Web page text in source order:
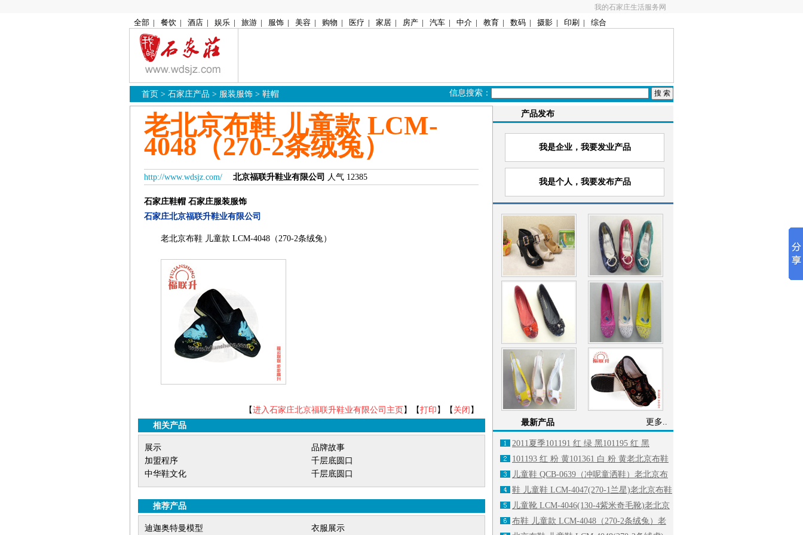
我的石家庄生活服务网
全部 | 餐饮 | 酒店 | 娱乐 | 旅游 | 服饰 | 美容 | 购物 | 医疗 | 家居 | 房产 | 汽车 | 中介 | 教育 | 数码 | 摄影 | 印刷 | 综合
首页 > 石家庄产品 > 服装服饰 > 鞋帽 信息搜索：
老北京布鞋 儿童款 LCM-
4048（270-2条绒兔）
http://www.wdsjz.com/ 北京福联升鞋业有限公司 人气 12385
石家庄鞋帽 石家庄服装服饰
石家庄北京福联升鞋业有限公司
老北京布鞋 儿童款 LCM-4048（270-2条绒兔）
【进入石家庄北京福联升鞋业有限公司主页 】【打印 】【 关闭 】
相关产品
展示
品牌故事
加盟程序
千层底圆口
中华鞋文化
千层底圆口
推荐产品
迪迦奥特曼模型 衣服展示
产品发布
我是企业，我要发业产品
我是个人，我要发布产品
最新产品 更多..
2011夏季101191 红 绿 黑101195 红 黑
101193 红 粉 黄101361 白 粉 黄老北京布鞋
儿童鞋 QCB-0639（冲呢童洒鞋） 老北京布
鞋 儿童鞋 LCM-4047(270-1兰星)老北京布鞋
儿童靴 LCM-4046(130-4紫米奇毛靴)老北京
布鞋 儿童款 LCM-4048（270-2条绒兔） 老